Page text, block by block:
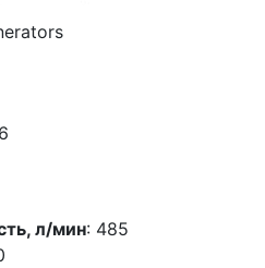
л/мин: 485